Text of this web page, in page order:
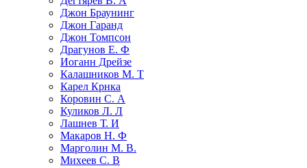
Джон Браунинг
Джон Гаранд
Джон Томпсон
Драгунов Е. Ф
Иоганн Дрейзе
Калашников М. Т
Карел Крнка
Коровин С. А
Куликов Л. Л
Лашнев Т. И
Макаров Н. Ф
Марголин М. В.
Михеев С. В